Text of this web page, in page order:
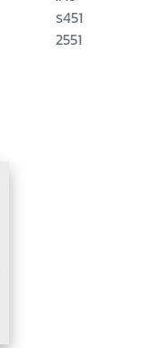
ร451
2551